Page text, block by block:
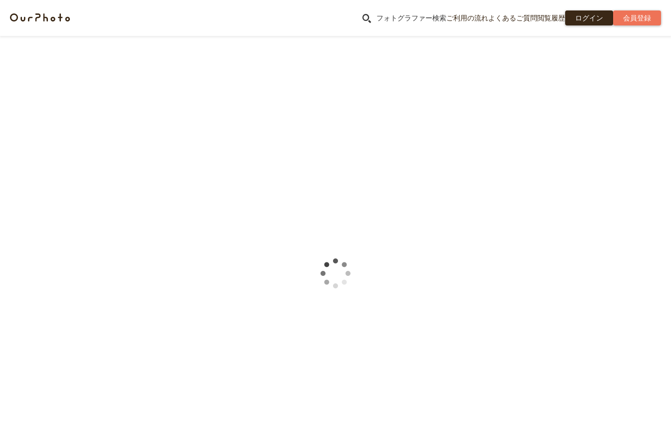
フォトグラファー検索ご利用の流れよくあるご質問閲覧履歴 ログイン 会員登録